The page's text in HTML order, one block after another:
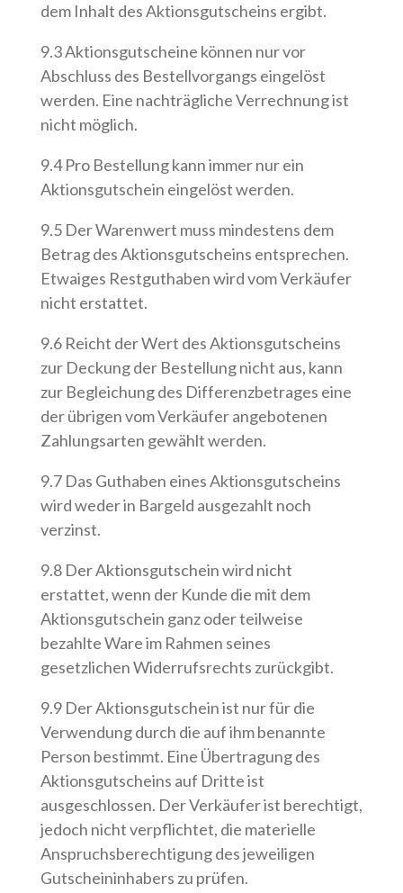
dem Inhalt des Aktionsgutscheins ergibt.
9.3 Aktionsgutscheine können nur vor
Abschluss des Bestellvorgangs eingelöst
werden. Eine nachträgliche Verrechnung ist
nicht möglich.
9.4 Pro Bestellung kann immer nur ein
Aktionsgutschein eingelöst werden.
9.5 Der Warenwert muss mindestens dem
Betrag des Aktionsgutscheins entsprechen.
Etwaiges Restguthaben wird vom Verkäufer
nicht erstattet.
9.6 Reicht der Wert des Aktionsgutscheins
zur Deckung der Bestellung nicht aus, kann
zur Begleichung des Differenzbetrages eine
der übrigen vom Verkäufer angebotenen
Zahlungsarten gewählt werden.
9.7 Das Guthaben eines Aktionsgutscheins
wird weder in Bargeld ausgezahlt noch
verzinst.
9.8 Der Aktionsgutschein wird nicht
erstattet, wenn der Kunde die mit dem
Aktionsgutschein ganz oder teilweise
bezahlte Ware im Rahmen seines
gesetzlichen Widerrufsrechts zurückgibt.
9.9 Der Aktionsgutschein ist nur für die
Verwendung durch die auf ihm benannte
Person bestimmt. Eine Übertragung des
Aktionsgutscheins auf Dritte ist
ausgeschlossen. Der Verkäufer ist berechtigt,
jedoch nicht verpflichtet, die materielle
Anspruchsberechtigung des jeweiligen
Gutscheininhabers zu prüfen.